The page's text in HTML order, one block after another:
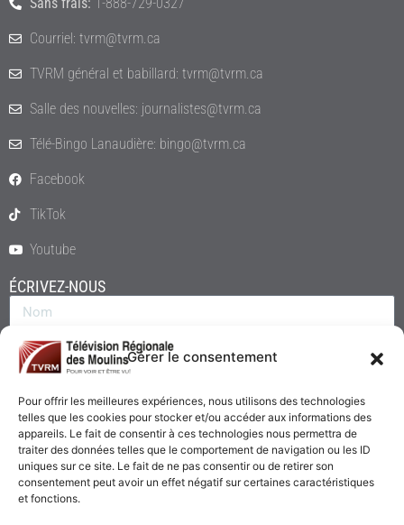
Gérer le consentement
Pour offrir les meilleures expériences, nous utilisons des technologies
telles que les cookies pour stocker et/ou accéder aux informations des
appareils. Le fait de consentir à ces technologies nous permettra de
traiter des données telles que le comportement de navigation ou les ID
uniques sur ce site. Le fait de ne pas consentir ou de retirer son
consentement peut avoir un effet négatif sur certaines caractéristiques
et fonctions.
Courriel: tvrm@tvrm.ca
TVRM général et babillard: tvrm@tvrm.ca
Salle des nouvelles: journalistes@tvrm.ca
Télé-Bingo Lanaudière: bingo@tvrm.ca
Facebook
TikTok
Youtube
ÉCRIVEZ-NOUS